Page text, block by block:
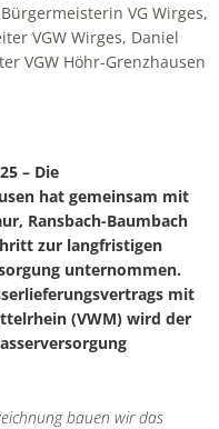
VG Wirges,
VGW Wirges, Daniel
VGW Höhr-Grenzhausen
– Die
hat gemeinsam mit
Ransbach-Baumbach
zur langfristigen
unternommen.
mit
(VWM) wird der
bauen wir das